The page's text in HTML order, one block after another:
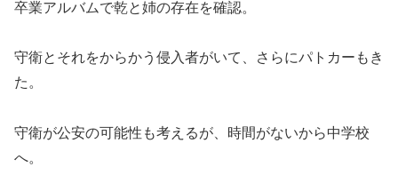
卒業アルバムで乾と姉の存在を確認。
守衛とそれをからかう侵入者がいて、さらにパトカーもき
た。
守衛が公安の可能性も考えるが、時間がないから中学校
へ。